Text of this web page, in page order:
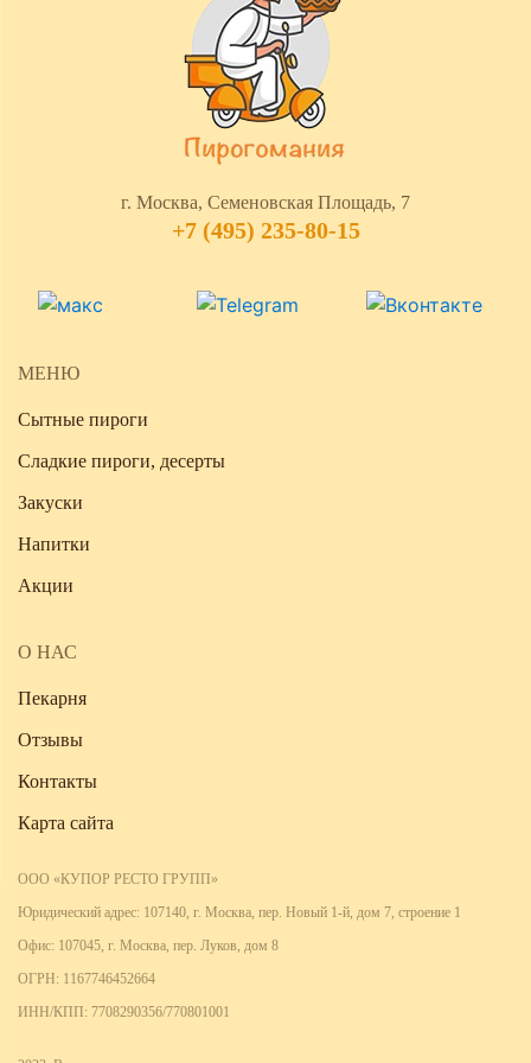
шестой в подарок.
Скидка 15% и лимонад в подарок
каждому пирогу при самовывозе!
Полные условия акций всегда доступны на
г. Москва, Семеновская Площадь, 7
+7 (495) 235-80-15
МЕНЮ
Сытные пироги
Сладкие пироги, десерты
Закуски
Напитки
Акции
О НАС
Пекарня
Отзывы
Контакты
Карта сайта
ООО «КУПОР РЕСТО ГРУПП»
Юридический адрес: 107140, г. Москва, пер. Новый 1-й, дом 7, строение 1
Офис: 107045, г. Москва, пер. Луков, дом 8
ОГРН: 1167746452664
ИНН/КПП: 7708290356/770801001